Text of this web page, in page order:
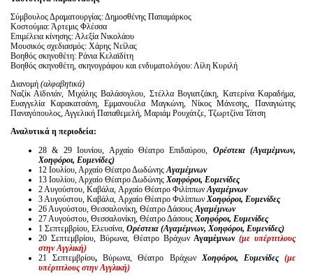
Σύμβουλος Δραματουργίας: Δημοσθένης Παπαμάρκος
Κοστούμια: Άρτεμις Φλέσσα
Επιμέλεια κίνησης: Αλεξία Νικολάου
Μουσικός σχεδιασμός: Χάρης Νείλας
Βοηθός σκηνοθέτη: Ράνια Κελαϊδίτη
Βοηθός σκηνοθέτη, σκηνογράφου και ενδυματολόγου: Λίλη Κυριλή
Διανομή (αλφαβητικά)
Ναζίκ Αϊδινιάν, Μιχάλης Βαλάσογλου, Στέλλα Βογιατζάκη, Κατερίνα Καραδήμα,
Ευαγγελία Καρακατσάνη, Εμμανουέλα Μαγκώνη, Νίκος Μάνεσης, Παναγιώτης
Παναγόπουλος, Αγγελική Παπαθεμελή, Μαριάμ Ρουχάτζε, Τζωρτζίνα Τάτση
Αναλυτικά η περιοδεία:
28 & 29 Ιουνίου, Αρχαίο Θέατρο Επιδαύρου, Ορέστεια (Αγαμέμνων,
Χοηφόροι, Ευμενίδες)
12 Ιουλίου, Αρχαίο Θέατρο ΔωδώνηςΑγαμέμνων
13 Ιουλίου, Αρχαίο Θέατρο ΔωδώνηςΧοηφόροι, Ευμενίδες
2 Αυγούστου, Καβάλα, Αρχαίο Θέατρο Φιλίππων Αγαμέμνων
3 Αυγούστου, Καβάλα, Αρχαίο Θέατρο ΦιλίππωνΧοηφόροι, Ευμενίδες
26 Αυγούστου, Θεσσαλονίκη, Θέατρο ΔάσουςΑγαμέμνων
27 Αυγούστου, Θεσσαλονίκη, Θέατρο ΔάσουςΧοηφόροι, Ευμενίδες
1 Σεπτεμβρίου, Ελευσίνα, Ορέστεια (Αγαμέμνων, Χοηφόροι, Ευμενίδες)
20 Σεπτεμβρίου, Βύρωνα, Θέατρο Βράχων Αγαμέμνων (με υπέρτιτλους
στην Αγγλική)
21 Σεπτεμβρίου,Βύρωνα, Θέατρο Βράχων Χοηφόροι, Ευμενίδες(με
υπέρτιτλους στην Αγγλική)